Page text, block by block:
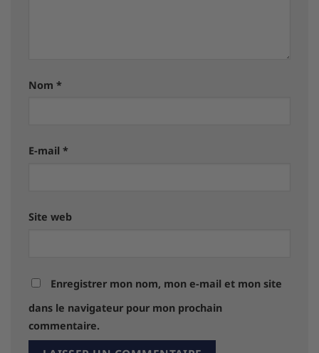
Nom *
E-mail *
Site web
Enregistrer mon nom, mon e-mail et mon site
dans le navigateur pour mon prochain
commentaire.